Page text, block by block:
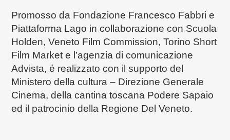
Promosso da Fondazione Francesco Fabbri e
Piattaforma Lago in collaborazione con Scuola
Holden, Veneto Film Commission, Torino Short
Film Market e l’agenzia di comunicazione
Advista, é realizzato con il supporto del
Ministero della cultura – Direzione Generale
Cinema, della cantina toscana Podere Sapaio
ed il patrocinio della Regione Del Veneto.